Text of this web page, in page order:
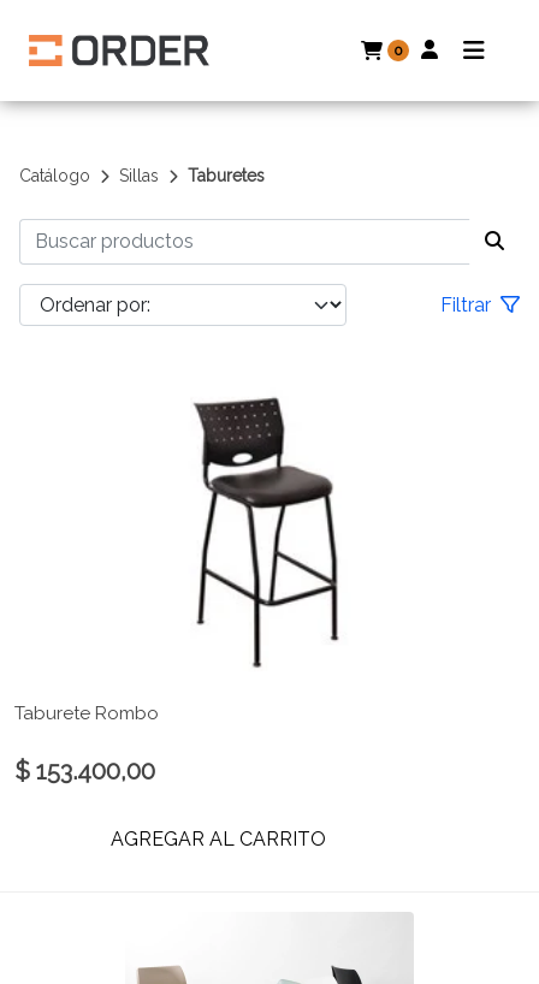
0
Catálogo Sillas Taburetes
Filtrar
Taburete Rombo
$ 153.400,00
AGREGAR AL CARRITO